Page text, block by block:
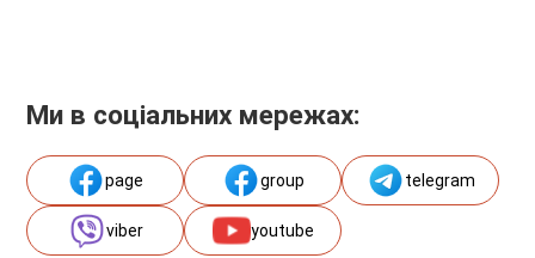
Ми в соціальних мережах:
page group telegram
viber youtube